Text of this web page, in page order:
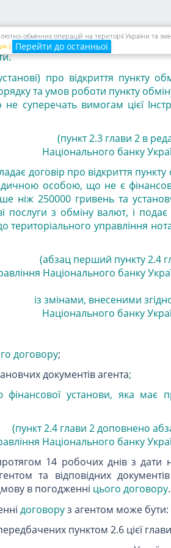
обмінних операцій на території України та
Перейти до останньої
за діяльністю пункту обміну
валюти), і перелік осіб, яким
про відкриття пункту
та умов роботи пункту
суперечать вимогам цієї
(пункт2.3 глави 2 в
Національного банку
договір про відкриття
особою, що не є
ніж 250000 гривень та
послуги з обміну валют, і
територіального управління
(абзац перший пункту2.4
Національного банку
із змінами, внесеними
Національного банку
договору;
документів агента;
фінансової установи, яка має
(пункт2.4 глави 2 доповнено
Національного банку
14 робочих днів з дати
та відповідних
в погодженні цього договору.
договоруз агентом може бути:
пунктом 2.6 цієї